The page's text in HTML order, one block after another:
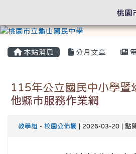
本站消息 分月文章
115年公立國民中小學暨
他縣市服務作業網
教學組 - 校園公佈欄 | 2026-03-20 | 點
桃園